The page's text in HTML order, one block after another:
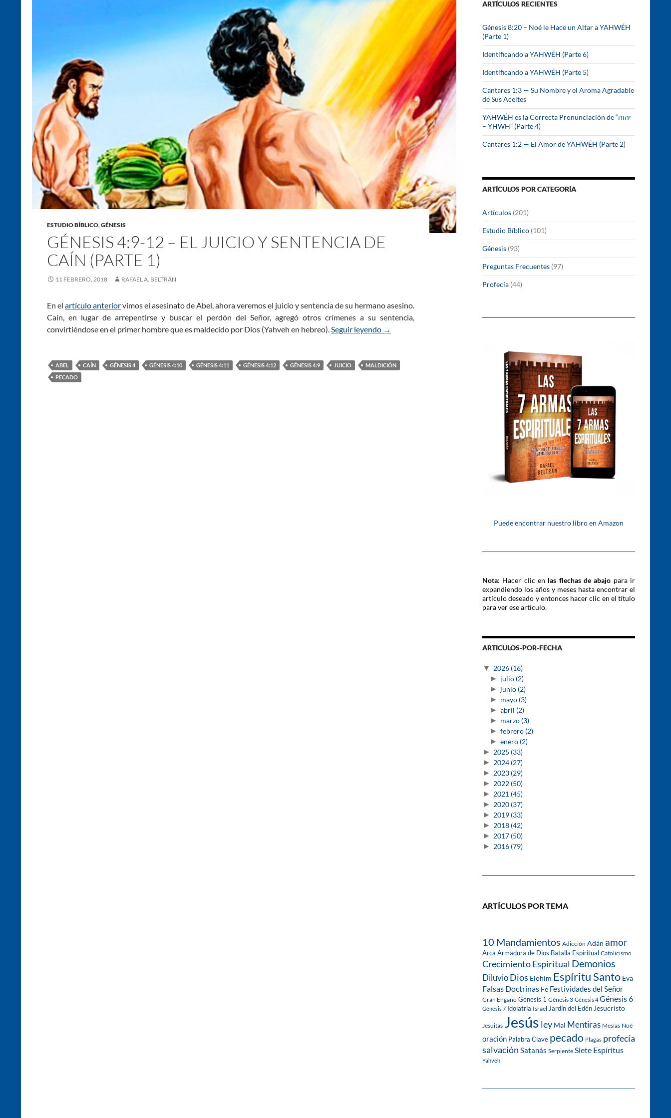
ESTUDIO BÍBLICO,GÉNESIS
GÉNESIS 4:9-12 – EL JUICIO Y SENTENCIA DE
CAÍN (PARTE 1)
11 FEBRERO, 2018 RAFAEL A. BELTRÁN
En el artículo anteriorvimos el asesinato de Abel, ahora veremos el juicio y sentencia de su hermano asesino.
Caín, en lugar de arrepentirse y buscar el perdón del Señor, agregó otros crímenes a su sentencia,
convirtiéndose en el primer hombre que es maldecido por Dios (Yahveh en hebreo). Seguir leyendo Génesis 4:9-12 – El Juicio y sentencia de Caín (Parte 1)
→
ABEL CAÍN GÉNESIS 4 GÉNESIS 4:10 GÉNESIS 4:11 GÉNESIS 4:12 GÉNESIS 4:9 JUICIO
MALDICIÓN
PECADO
r
ARTÍCULOS RECIENTES
Génesis 8:20 – Noé le Hace un Altar a YAHWÉH
(Parte 1)
Identificando a YAHWÉH (Parte 6)
Identificando a YAHWÉH (Parte 5)
Cantares 1:3 — Su Nombre y el Aroma Agradable
de Sus Aceites
YAHWÉH es la Correcta Pronunciación de “יהוה
– YHWH” (Parte 4)
Cantares 1:2 — El Amor de YAHWÉH (Parte 2)
ARTÍCULOS POR CATEGORÍA
Artículos (201)
Estudio Bíblico (101)
Génesis (93)
Preguntas Frecuentes (97)
Profecía (44)
Puede encontrar nuestro libro en Amazon
Nota: Hacer clic en las flechas de abajo para ir
expandiendo los años y meses hasta encontrar el
artículo deseado y entonces hacer clic en el título
para ver ese artículo.
ARTICULOS-POR-FECHA
▼ 2026 (16)
► julio (2)
► junio (2)
► mayo (3)
► abril (2)
► marzo (3)
► febrero (2)
► enero (2)
► 2025 (33)
► 2024 (27)
► 2023 (29)
► 2022 (50)
► 2021 (45)
► 2020 (37)
► 2019 (33)
► 2018 (42)
► 2017 (50)
► 2016 (79)
ARTÍCULOS POR TEMA
10 Mandamientos Adicción Adán amor
Arca Armadura de Dios Batalla Espiritual Catolicismo
Crecimiento Espiritual Demonios
DiluvioDios Elohim Espíritu Santo Eva
Falsas Doctrinas Fe Festividades del Señor
Gran Engaño Génesis 1 Génesis 3 Génesis 4 Génesis 6
Génesis 7 Idolatría Israel Jardín del Edén Jesucristo
Jesuitas Jesús ley Mal Mentiras Mesías Noé
oración Palabra Clave pecado Plagas profecía
salvación Satanás Serpiente Siete Espíritus
Yahveh